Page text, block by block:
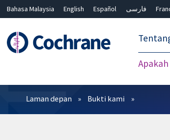
Bahasa Malaysia English Español فارسی
Penapis
Laman depan Bukti kami